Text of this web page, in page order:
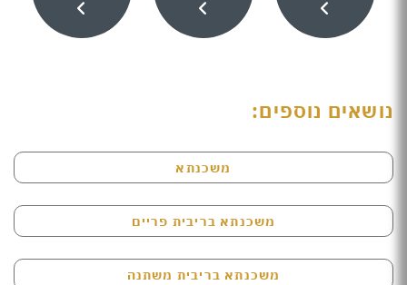
נושאים נוספים:
משכנתא
משכנתא בריבית פריים
משכנתא בריבית משתנה